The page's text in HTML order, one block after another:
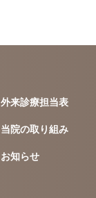
外来診療担当表
当院の取り組み
お知らせ